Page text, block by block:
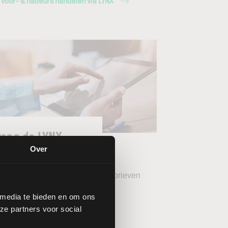
Over
te bieden en om ons
partners voor social
de LYNX
uw gewenste LYNX Nieuwsbrieven
(wekelijks)
Morning Call (dagelijks)